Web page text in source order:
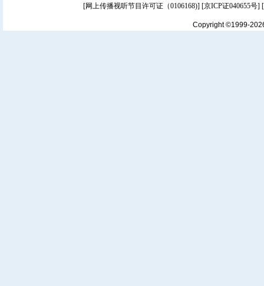
[网上传播视听节目许可证（0106168)] [京ICP证040655号]
Copyright ©1999-